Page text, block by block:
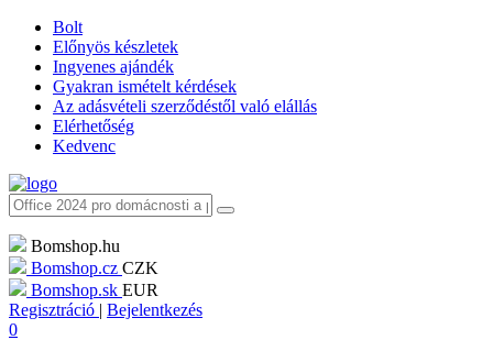
Bolt
Előnyös készletek
Ingyenes ajándék
Gyakran ismételt kérdések
Az adásvételi szerződéstől való elállás
Elérhetőség
Kedvenc
Bomshop.hu
Bomshop.cz CZK
Bomshop.sk EUR
Regisztráció | Bejelentkezés
0